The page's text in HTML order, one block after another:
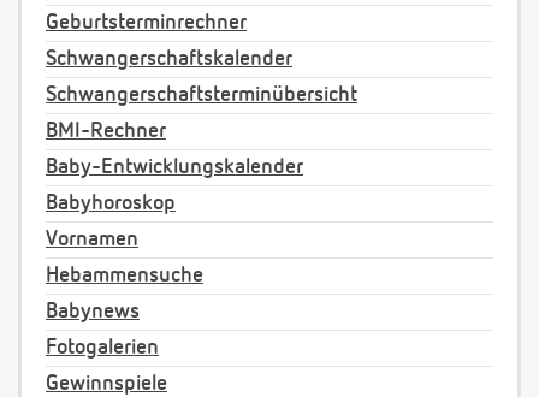
Geburtsterminrechner
Schwangerschaftskalender
Schwangerschaftsterminübersicht
BMI-Rechner
Baby-Entwicklungskalender
Babyhoroskop
Vornamen
Hebammensuche
Babynews
Fotogalerien
Gewinnspiele